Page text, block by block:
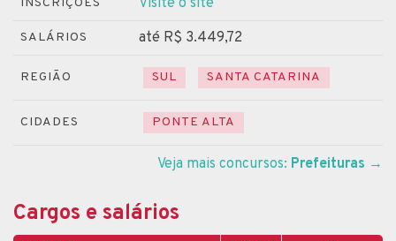
SALÁRIOS até R$ 3.449,72
REGIÃO SUL SANTA CATARINA
CIDADES PONTE ALTA
Veja mais concursos: Prefeituras →
Cargos e salários